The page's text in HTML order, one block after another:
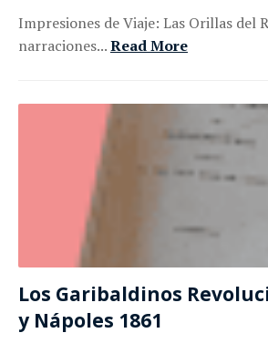
Impresiones de Viaje: Las Orillas del
narraciones...Read More
Los Garibaldinos
y Nápoles 1861